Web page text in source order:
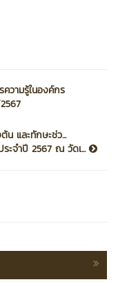
วามรู้ในองค์กร
และทักษะช่ว...
ะจำปี 2567 ณ วัดเ...